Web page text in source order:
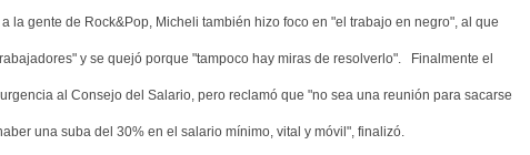
la gente de Rock&Pop, Micheli también hizo foco en "el trabajo en negro", al que
y se quejó porque "tampoco hay miras de resolverlo". Finalmente el
al Consejo del Salario, pero reclamó que "no sea una reunión para sacarse
una suba del 30% en el salario mínimo, vital y móvil", finalizó.